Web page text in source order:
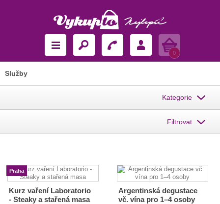
Košík
0
Služby
Kategorie
Filtrovat
Praha
Kurz vaření Laboratorio
- Steaky a stařená masa
Argentinská degustace
vč. vína pro 1–4 osoby